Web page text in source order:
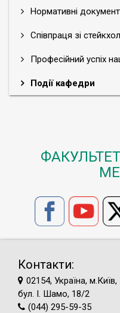
Нормативні
Співпраця зі
Професійний успіх
Події кафедри
Контакти:
02154, Україна, м.Київ,
бул. І. Шамо, 18/2
(044) 295-59-35